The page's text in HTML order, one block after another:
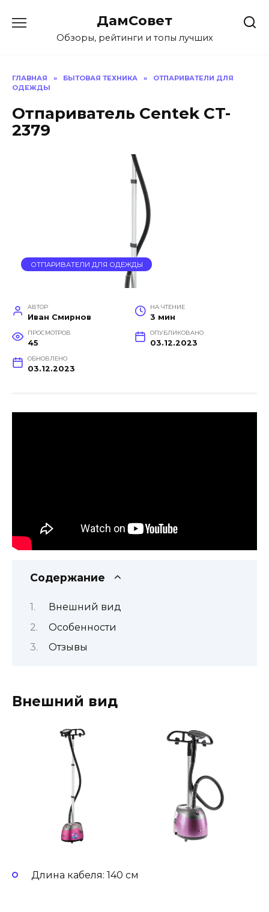
содержанию
ДамСовет
Обзоры, рейтинги и топы лучших
ГЛАВНАЯ » БЫТОВАЯ ТЕХНИКА »
ОТПАРИВАТЕЛИ ДЛЯ
ОДЕЖДЫ
Отпариватель Centek CT-
2379
ОТПАРИВАТЕЛИ ДЛЯ ОДЕЖДЫ
АВТОР
Иван Смирнов
НА ЧТЕНИЕ
3 мин
ПРОСМОТРОВ
45
ОПУБЛИКОВАНО
03.12.2023
ОБНОВЛЕНО
03.12.2023
Содержание
Внешний вид
Особенности
Отзывы
Внешний вид
Длина кабеля: 140 см